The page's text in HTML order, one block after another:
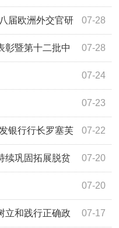
07-28
届欧洲外交官研
07-28
彰暨第十二批中
07-24
07-23
07-22
银行行长罗塞芙
07-20
续巩固拓展脱贫
推进常态化精准帮扶 坚
07-20
07-17
立和践行正确政